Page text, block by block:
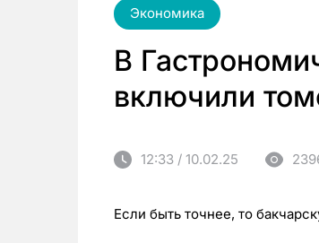
Экономика
В
включили
12:33 / 10.02.25
Если быть точнее, то